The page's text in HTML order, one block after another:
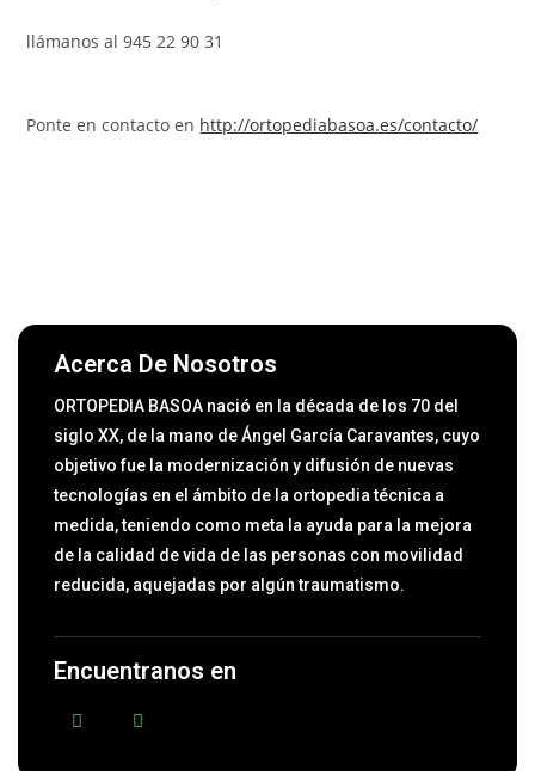
llámanos al 945 22 90 31
Ponte en contacto en http://ortopediabasoa.es/contacto/
Acerca De Nosotros
ORTOPEDIA BASOA nació en la década de los 70 del
siglo XX, de la mano de Ángel García Caravantes, cuyo
objetivo fue la modernización y difusión de nuevas
tecnologías en el ámbito de la ortopedia técnica a
medida, teniendo como meta la ayuda para la mejora
de la calidad de vida de las personas con movilidad
reducida, aquejadas por algún traumatismo.
Encuentranos en